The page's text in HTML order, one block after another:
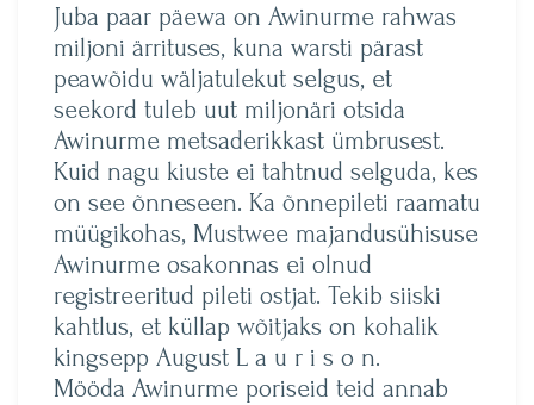
Juba paar päewa on Awinurme rahwas
miljoni ärrituses, kuna warsti pärast
peawõidu wäljatulekut selgus, et
seekord tuleb uut miljonäri otsida
Awinurme metsaderikkast ümbrusest.
Kuid nagu kiuste ei tahtnud selguda, kes
on see õnneseen. Ka õnnepileti raamatu
müügikohas, Mustwee majandusühisuse
Awinurme osakonnas ei olnud
registreeritud pileti ostjat. Tekib siiski
kahtlus, et küllap wõitjaks on kohalik
kingsepp August L a u r i s o n.
Mööda Awinurme poriseid teid annab